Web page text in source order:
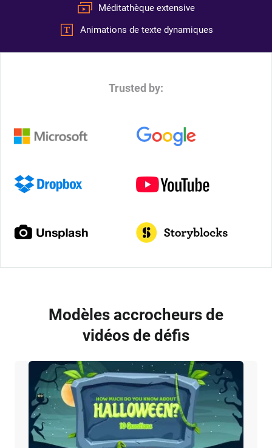
Méditathèque extensive
Animations de texte dynamiques
Trusted by:
Modèles accrocheurs de
vidéos de défis